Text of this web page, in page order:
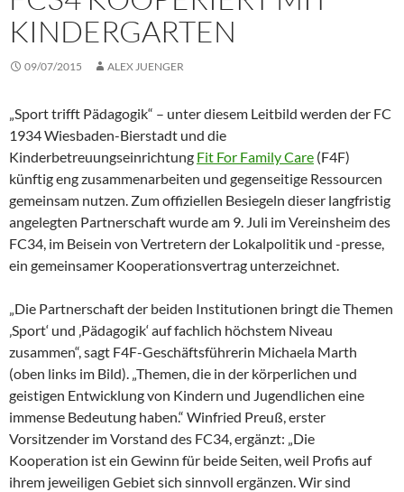
KINDERGARTEN
09/07/2015 ALEX JUENGER
„Sport trifft Pädagogik“ – unter diesem Leitbild werden der FC
1934 Wiesbaden-Bierstadt und die
Kinderbetreuungseinrichtung Fit For Family Care (F4F)
künftig eng zusammenarbeiten und gegenseitige Ressourcen
gemeinsam nutzen. Zum offiziellen Besiegeln dieser langfristig
angelegten Partnerschaft wurde am 9. Juli im Vereinsheim des
FC34, im Beisein von Vertretern der Lokalpolitik und -presse,
ein gemeinsamer Kooperationsvertrag unterzeichnet.
„Die Partnerschaft der beiden Institutionen bringt die Themen
‚Sport‘ und ‚Pädagogik‘ auf fachlich höchstem Niveau
zusammen“, sagt F4F-Geschäftsführerin Michaela Marth
(oben links im Bild). „Themen, die in der körperlichen und
geistigen Entwicklung von Kindern und Jugendlichen eine
immense Bedeutung haben.“ Winfried Preuß, erster
Vorsitzender im Vorstand des FC34, ergänzt: „Die
Kooperation ist ein Gewinn für beide Seiten, weil Profis auf
ihrem jeweiligen Gebiet sich sinnvoll ergänzen. Wir sind